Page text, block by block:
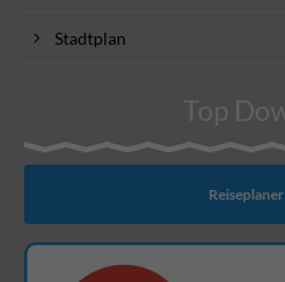
Stadtplan
Top